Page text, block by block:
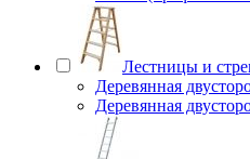
Лестницы и
Деревянная
Деревянная